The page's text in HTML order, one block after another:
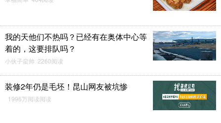
我的天他们不热吗？已经有在奥体中心等
着的，这要排队吗？
小伙子蛮帅 2260阅读
装修2年仍是毛坯！昆山网友被坑惨
1996万阅读阅读